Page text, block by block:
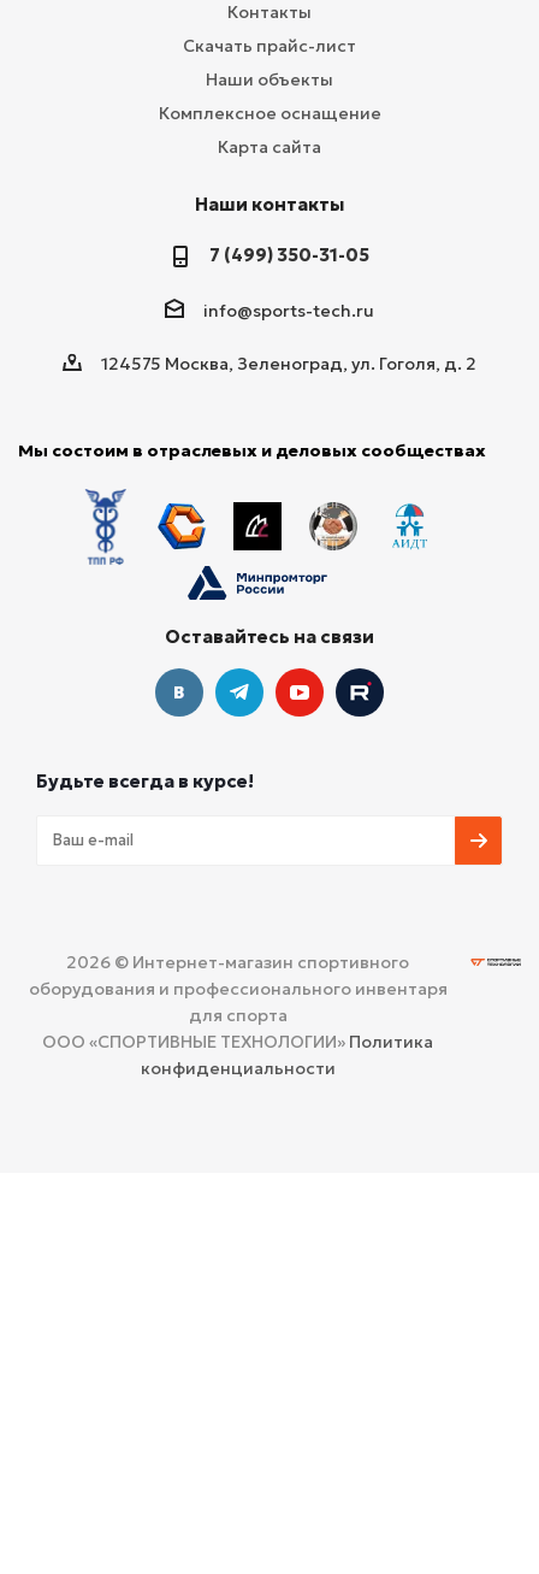
Контакты
Скачать прайс-лист
Наши объекты
Комплексное оснащение
Карта сайта
Наши контакты
7 (499) 350-31-05
info@sports-tech.ru
124575 Москва, Зеленоград, ул. Гоголя, д. 2
Мы состоим в отраслевых и деловых сообществах
Оставайтесь на связи
Будьте всегда в курсе!
2026 © Интернет-магазин спортивного
оборудования и профессионального инвентаря
для спорта
ООО «СПОРТИВНЫЕ ТЕХНОЛОГИИ» Политика
конфиденциальности